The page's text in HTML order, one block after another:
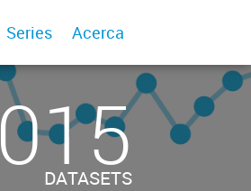
Series Acerca
015
DATASETS